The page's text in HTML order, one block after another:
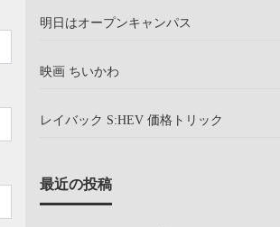
明日はオープンキャンパス
映画 ちいかわ
レイバック S:HEV 価格トリック
最近の投稿